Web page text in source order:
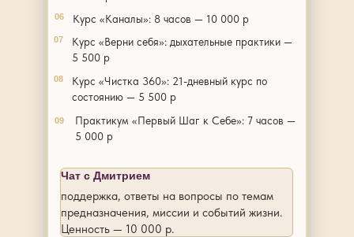
06 Курс «Каналы»: 8 часов — 10 000 р
07
Курс «Верни себя»: дыхательные практики —
5 500 р
08
Курс «Чистка 360»: 21-дневный курс по
состоянию — 5 500 р
09
Практикум «Первый Шаг к Себе»: 7 часов —
5 000 р
Чат с Дмитрием
поддержка, ответы на вопросы по темам
предназначения, миссии и событий жизни.
Ценность — 10 000 р.